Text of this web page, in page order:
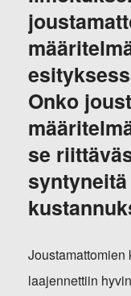
Onko
se
Joustamattomien
laajennettiin